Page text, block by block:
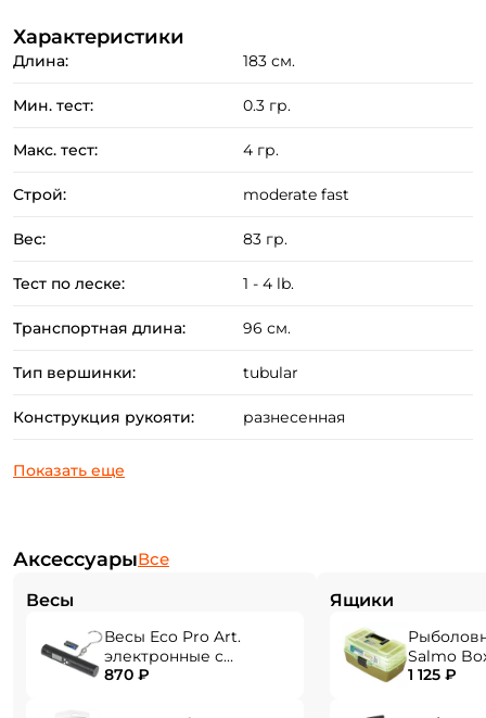
Высококачественные титановые кольца с
прочными и долговечными вставками.
Противозахлёстные рамы на тюльпане позволяют
отстрелов.
Удобный катушкодержатель FWT типа.
классическом стиле из тёплой и приятной на
ощупь пробки.
аккуратной и точной сборкой.
Характеристики
Длина: 183 см.
Мин. тест: 0.3 гр.
Макс. тест: 4 гр.
Строй: moderate fast
Вес: 83 гр.
Тест по леске: 1 - 4 lb.
Транспортная длина: 96 см.
Тип вершинки: tubular
Конструкция рукояти: разнесенная
АксессуарыВсе
Весы
Весы Eco Pro Art.
электронные с
фонарем EPHN-40
870 ₽
Ящики
Salmo
1 125 ₽
Email: *
Номер телефона: *